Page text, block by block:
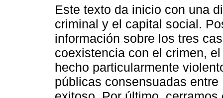
Este texto da inicio con una
criminal y el capital social.
información sobre los tres
coexistencia con el crimen,
hecho particularmente
públicas consensuadas